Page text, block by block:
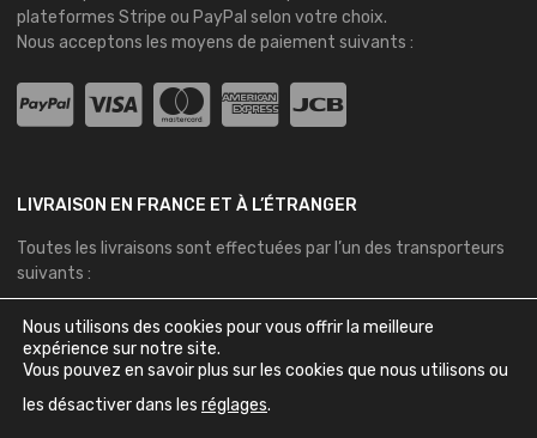
plateformes Stripe ou PayPal selon votre choix.
Nous acceptons les moyens de paiement suivants :
LIVRAISON EN FRANCE ET À L’ÉTRANGER
Toutes les livraisons sont effectuées par l’un des transporteurs
suivants :
Nous utilisons des cookies pour vous offrir la meilleure
expérience sur notre site.
Vous pouvez en savoir plus sur les cookies que nous utilisons ou
les désactiver dans les réglages.